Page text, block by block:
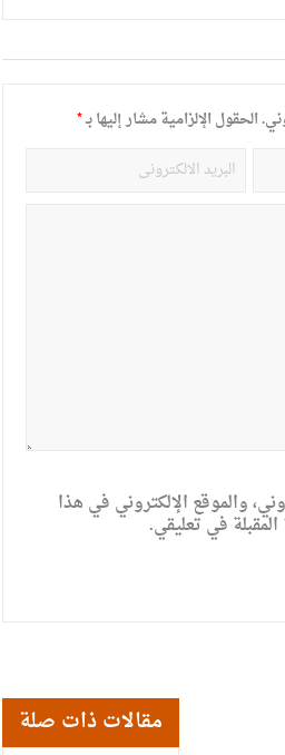
الحقول الإلزامية مشار إليها بـ*
والموقع الإلكتروني في هذا
في تعليقي.
مقالات ذات صلة